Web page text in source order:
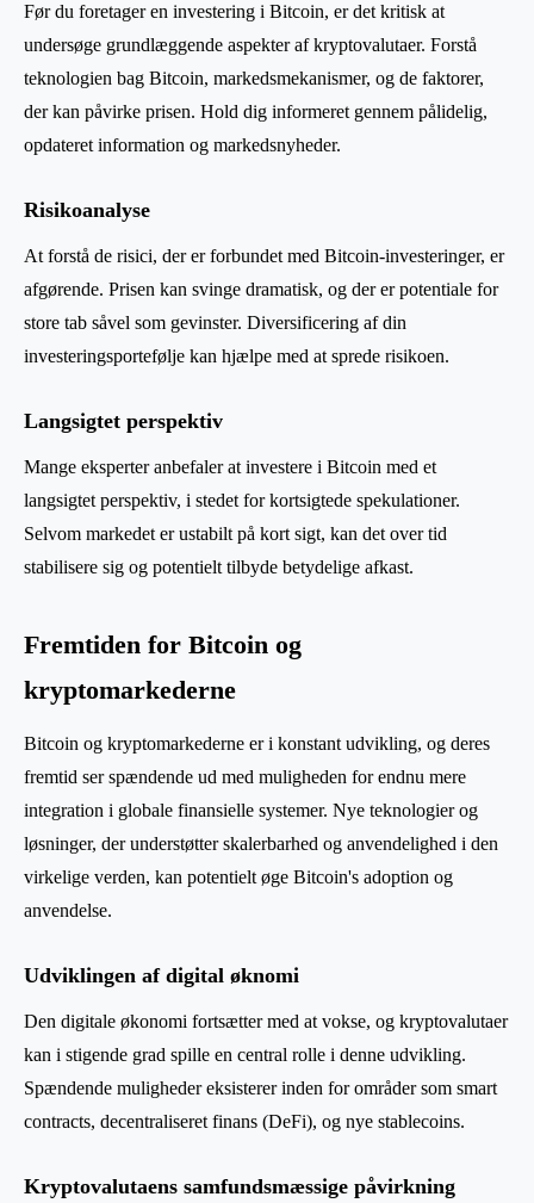
Før du foretager en investering i Bitcoin, er det kritisk at
undersøge grundlæggende aspekter af kryptovalutaer. Forstå
teknologien bag Bitcoin, markedsmekanismer, og de faktorer,
der kan påvirke prisen. Hold dig informeret gennem pålidelig,
opdateret information og markedsnyheder.
Risikoanalyse
At forstå de risici, der er forbundet med Bitcoin-investeringer, er
afgørende. Prisen kan svinge dramatisk, og der er potentiale for
store tab såvel som gevinster. Diversificering af din
investeringsportefølje kan hjælpe med at sprede risikoen.
Langsigtet perspektiv
Mange eksperter anbefaler at investere i Bitcoin med et
langsigtet perspektiv, i stedet for kortsigtede spekulationer.
Selvom markedet er ustabilt på kort sigt, kan det over tid
stabilisere sig og potentielt tilbyde betydelige afkast.
Fremtiden for Bitcoin og
kryptomarkederne
Bitcoin og kryptomarkederne er i konstant udvikling, og deres
fremtid ser spændende ud med muligheden for endnu mere
integration i globale finansielle systemer. Nye teknologier og
løsninger, der understøtter skalerbarhed og anvendelighed i den
virkelige verden, kan potentielt øge Bitcoin's adoption og
anvendelse.
Udviklingen af digital øknomi
Den digitale økonomi fortsætter med at vokse, og kryptovalutaer
kan i stigende grad spille en central rolle i denne udvikling.
Spændende muligheder eksisterer inden for områder som smart
contracts, decentraliseret finans (DeFi), og nye stablecoins.
Kryptovalutaens samfundsmæssige påvirkning